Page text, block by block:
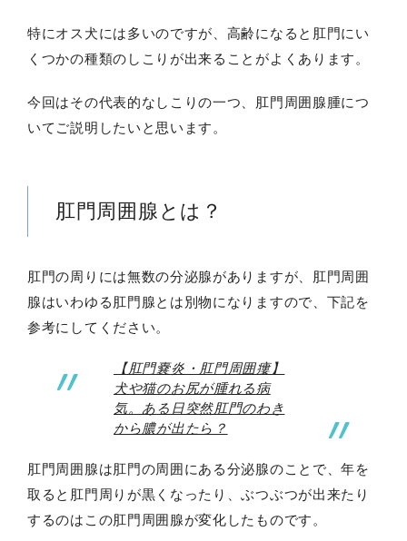
特にオス犬には多いのですが、高齢になると肛門にい
くつかの種類のしこりが出来ることがよくあります。
今回はその代表的なしこりの一つ、肛門周囲腺腫につ
いてご説明したいと思います。
肛門周囲腺とは？
肛門の周りには無数の分泌腺がありますが、肛門周囲
腺はいわゆる肛門腺とは別物になりますので、下記を
参考にしてください。
【肛門嚢炎・肛門周囲瘻】
犬や猫のお尻が腫れる病
気。ある日突然肛門のわき
から膿が出たら？
肛門周囲腺は肛門の周囲にある分泌腺のことで、年を
取ると肛門周りが黒くなったり、ぶつぶつが出来たり
するのはこの肛門周囲腺が変化したものです。